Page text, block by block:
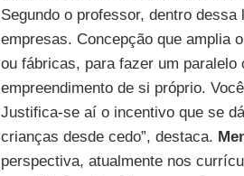
Segundo o professor, dentro
empresas. Concepção que amplia
ou fábricas, para fazer um paralelo
empreendimento de si próprio.
Justifica-se aí o incentivo que se
crianças desde cedo”, destaca.
perspectiva, atualmente nos